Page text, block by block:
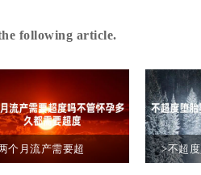
following article.
个月流产需要超 >不超